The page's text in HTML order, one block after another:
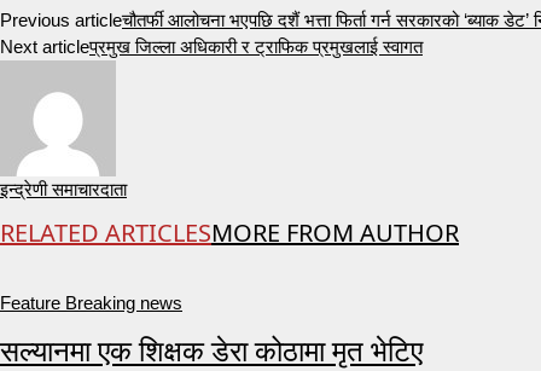
Previous articleचौतर्फी आलोचना भएपछि दशैं भत्ता फिर्ता गर्न सरकारको ‘ब्याक डेट’
Next articleप्रमुख जिल्ला अधिकारी र ट्राफिक प्रमुखलाई स्वागत
इन्द्रेणी समाचारदाता
RELATED ARTICLESMORE FROM AUTHOR
Feature Breaking news
सल्यानमा एक शिक्षक डेरा कोठामा मृत भेटिए